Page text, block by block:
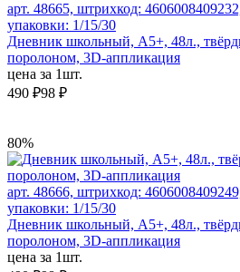
арт. 48665, штрихкод:
упаковки: 1/15/30
Дневник школьный, А5+, 48л.,
поролоном, 3D-аппликация
цена за 1шт.
490 ₽98 ₽
80%
арт. 48666, штрихкод:
упаковки: 1/15/30
Дневник школьный, А5+, 48л.,
поролоном, 3D-аппликация
цена за 1шт.